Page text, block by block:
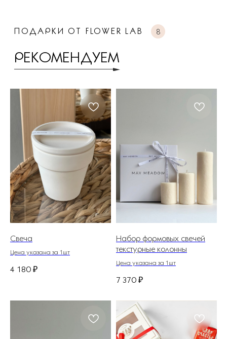
Свеча
Цена указана за 1шт
4 180 ₽
Набор формовых свечей
текстурные колонны
Цена указана за 1шт
7 370 ₽